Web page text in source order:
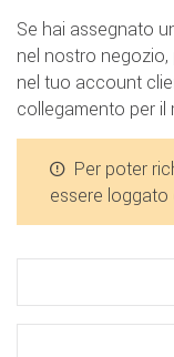
Se hai assegnato
nel nostro
nel tuo account
collegamento per il
Per poter
essere